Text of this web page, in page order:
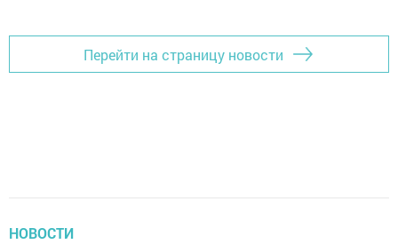
Перейти на страницу новости
НОВОСТИ